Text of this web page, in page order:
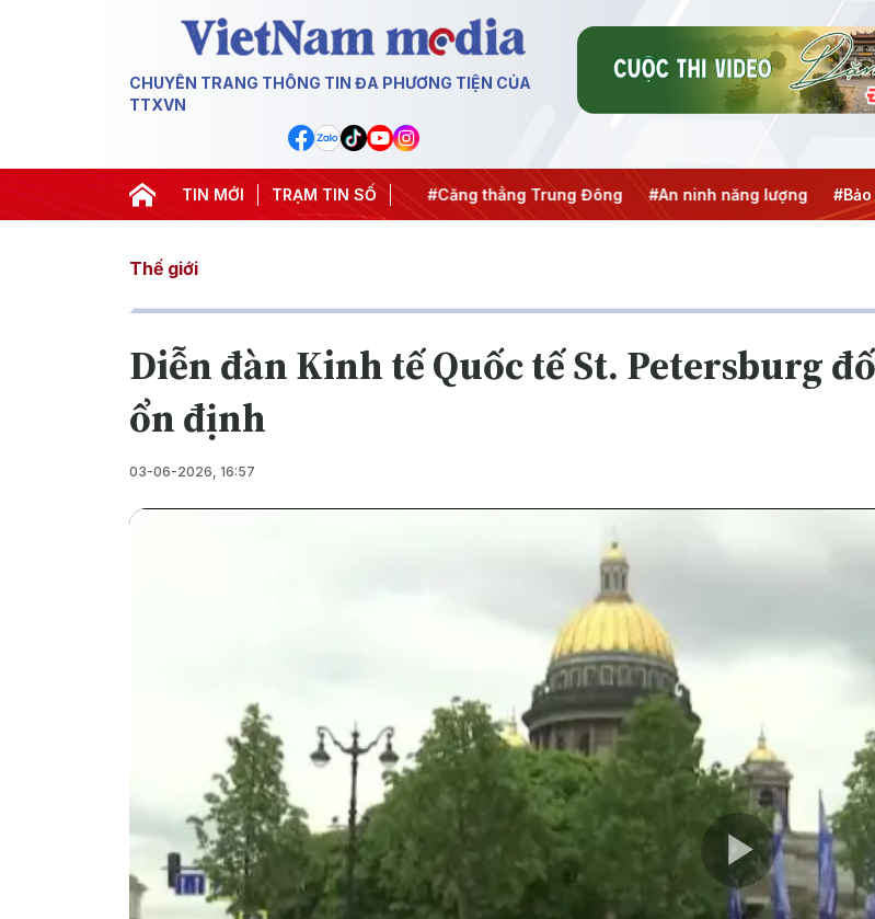
CHUYÊN TRANG THÔNG TIN ĐA PHƯƠNG TIỆN CỦA
TTXVN
TIN MỚI TRẠM TIN SỐ
dịch 500 ngày đêm #Chống khai thác IUU #Căng thẳng Trung Đông #An ninh năng lượng #Bảo
Thế giới
Diễn đàn Kinh tế Quốc tế St. Petersburg
ổn định
03-06-2026, 16:57
Play